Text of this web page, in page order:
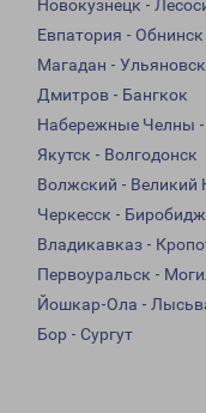
Новокузнецк -
Евпатория - Обнинск
Магадан - Ульяновск
Дмитров - Бангкок
Набережные Челны -
Якутск - Волгодонск
Волжский - Великий
Черкесск -
Владикавказ -
Первоуральск -
Йошкар-Ола -
Бор - Сургут